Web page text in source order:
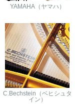
YAMAHA（ヤマハ）
C.Bechstein（ベヒシュタ
イン）